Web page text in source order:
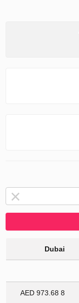
Dubai
8 973.68 AED